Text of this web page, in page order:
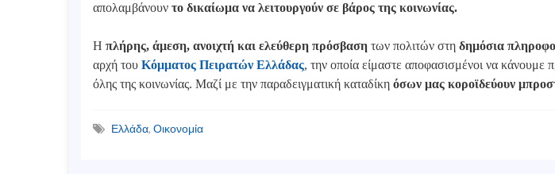
απολαμβάνουν το δικαίωμα να λειτουργούν σε βάρος της κοινωνίας.
Η πλήρης, άμεση, ανοιχτή και ελεύθερη πρόσβαση των πολιτών στη δημόσια
αρχή του Κόμματος Πειρατών Ελλάδας, την οποία είμαστε αποφασισμένοι να κάνουμε
όλης της κοινωνίας. Μαζί με την παραδειγματική καταδίκη όσων μας κοροϊδεύουν
Ελλάδα, Οικονομία